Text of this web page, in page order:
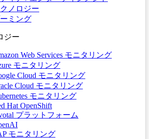
ノロジー
ミング
ジー
Web Services モニタリング
モニタリング
Cloud モニタリング
Cloud モニタリング
モニタリング
Hat OpenShift
プラットフォーム
モニタリング